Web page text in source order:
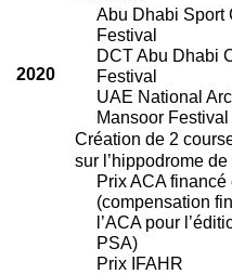
2020
Abu Dhabi Sport
Festival
DCT Abu Dhabi
Festival
UAE National
Mansoor Festival
Création de 2
sur l’hippodrome
Prix ACA financé
(compensation
l’ACA pour
PSA)
Prix IFAHR